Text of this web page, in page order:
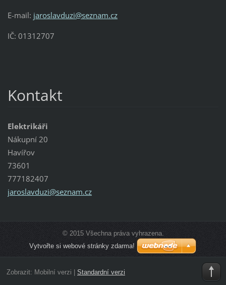
E-mail: jaroslavduzi@seznam.cz
IČ: 01312707
Kontakt
Elektrikáři
Nákupní 20
Havířov
73601
777182407
jaroslavduzi@seznam.cz
© 2015 Všechna práva vyhrazena.
Vytvořte si webové stránky zdarma!
Zobrazit: Mobilní verzi Standardní verzi